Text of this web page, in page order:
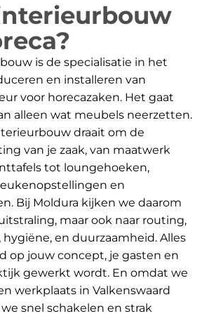
is de specialisatie in het
en installeren van
voor horecazaken. Het gaat
alleen wat meubels neerzetten.
draait om de
van je zaak, van maatwerk
tot loungehoeken,
en
Bij Moldura kijken we daarom
maar ook naar routing,
en duurzaamheid. Alles
op jouw concept, je gasten en
gewerkt wordt. En omdat we
werkplaats in Valkenswaard
snel schakelen en strak